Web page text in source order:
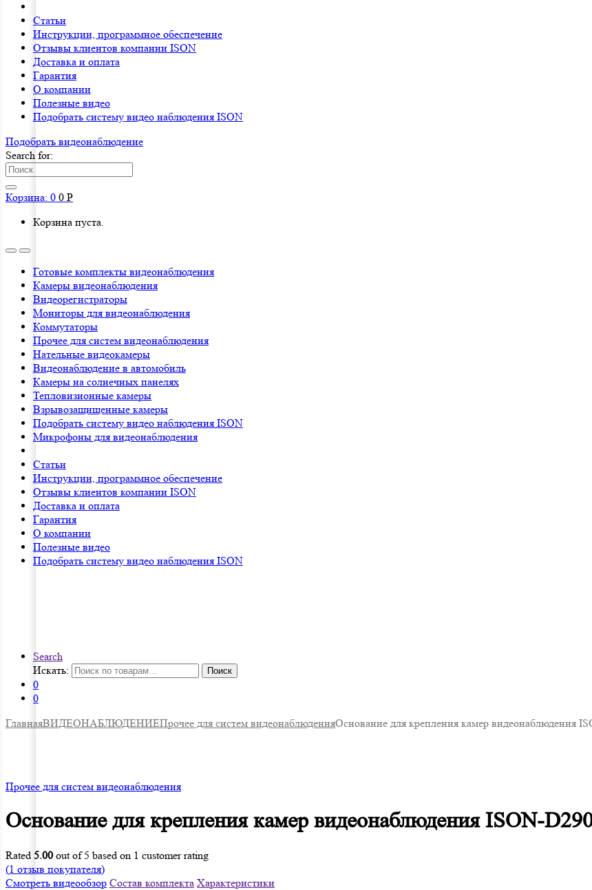
Статьи
Инструкции, программное обеспечение
Отзывы клиентов компании ISON
Доставка и оплата
Гарантия
О компании
Полезные видео
Подобрать систему видео наблюдения ISON
Подобрать видеонаблюдениe
Search for:
Корзина: 0 0 Р
Корзина пуста.
Готовые комплекты видеонаблюдения
Камеры видеонаблюдения
Видеорегистраторы
Мониторы для видеонаблюдения
Коммутаторы
Прочее для систем видеонаблюдения
Нательные видеокамеры
Видеонаблюдение в автомобиль
Камеры на солнечных панелях
Тепловизионные камеры
Взрывозащищенные камеры
Подобрать систему видео наблюдения ISON
Микрофоны для видеонаблюдения
Статьи
Инструкции, программное обеспечение
Отзывы клиентов компании ISON
Доставка и оплата
Гарантия
О компании
Полезные видео
Подобрать систему видео наблюдения ISON
Search
Искать:
Поиск
0
0
ГлавнаяВИДЕОНАБЛЮДЕНИЕПрочее для систем видеонаблюденияОснование для крепления камер видеонаблюдения
Прочее для систем видеонаблюдения
Основание для крепления камер видеонаблюдения ISON-
Rated 5.00 out of 5 based on 1 customer rating
(1 отзыв покупателя)
Смотреть видеообзор Состав комплекта Характеристики